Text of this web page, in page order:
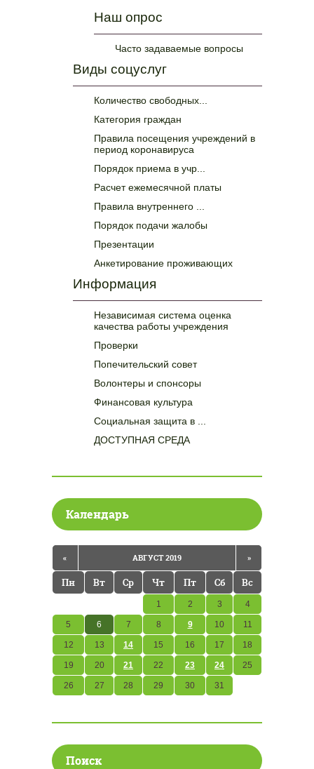
Наш опрос
Часто задаваемые вопросы
Виды соцуслуг
Количество свободных...
Категория граждан
Правила посещения учреждений в
период коронавируса
Порядок приема в учр...
Расчет ежемесячной платы
Правила внутреннего ...
Порядок подачи жалобы
Презентации
Анкетирование проживающих
Информация
Независимая система оценка
качества работы учреждения
Проверки
Попечительский совет
Волонтеры и спонсоры
Финансовая культура
Социальная защита в ...
ДОСТУПНАЯ СРЕДА
Календарь
« АВГУСТ 2019 »
Пн Вт Ср Чт Пт Сб Вс
1 2 3 4
5 6 7 8 9 10 11
12 13 14 15 16 17 18
19 20 21 22 23 24 25
26 27 28 29 30 31
Поиск